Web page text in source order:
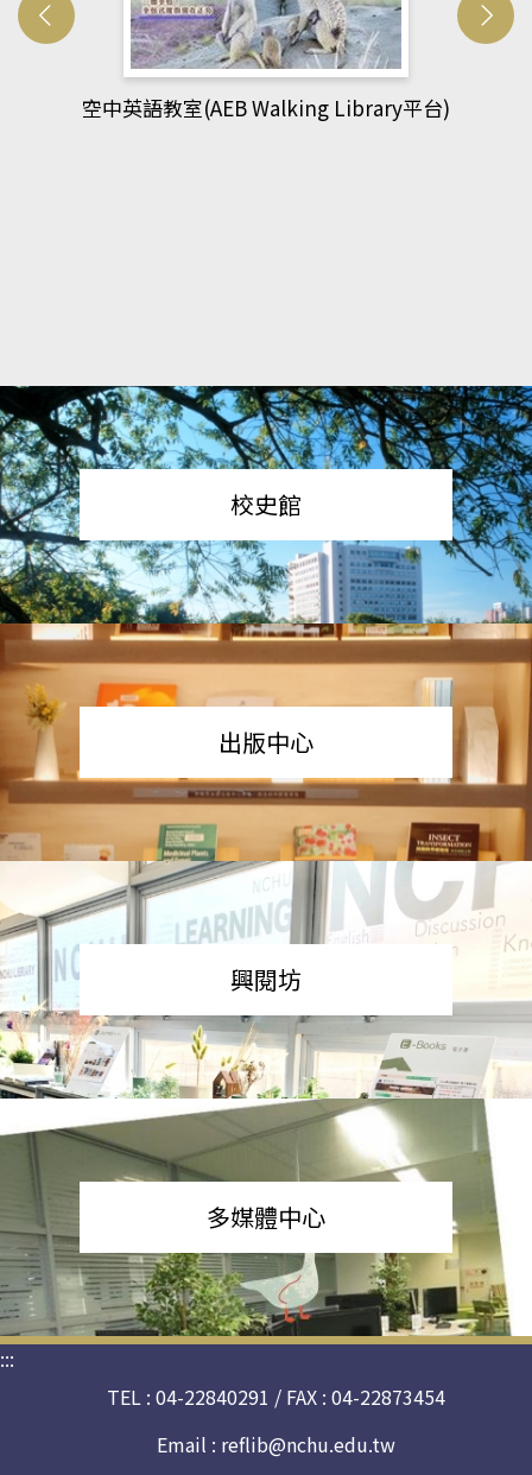
網管人(kono平台)
校史館
出版中心
興閱坊
多媒體中心
:::
TEL : 04-22840291 / FAX : 04-22873454
Email : reflib@nchu.edu.tw